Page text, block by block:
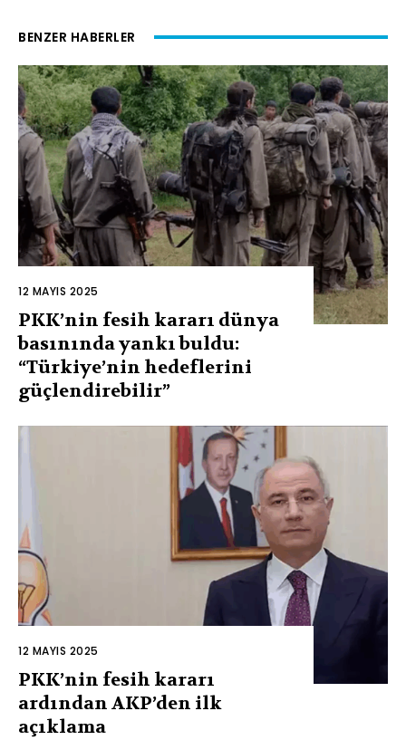
BENZER HABERLER
12 MAYIS 2025
PKK’nin fesih kararı dünya
basınında yankı buldu:
“Türkiye’nin hedeflerini
güçlendirebilir”
12 MAYIS 2025
PKK’nin fesih kararı
ardından AKP’den ilk
açıklama